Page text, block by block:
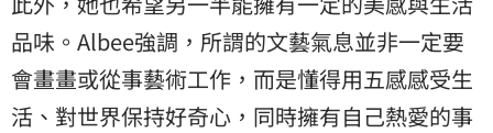
品味。Albee強調，所謂的文藝氣息並非一定要
會畫畫或從事藝術工作，而是懂得用五感感受生
活、對世界保持好奇心，同時擁有自己熱愛的事